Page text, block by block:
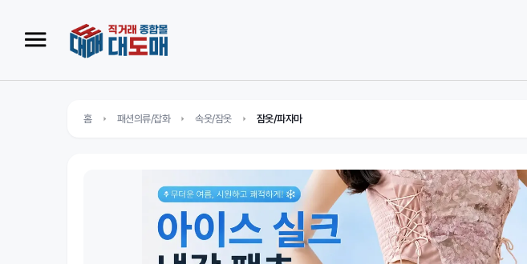
홈 패션의류/잡화 속옷/잠옷 잠옷/파자마